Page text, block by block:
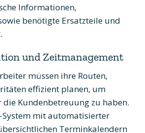
Informationen,
benötigte Ersatzteile und
und Zeitmanagement
müssen ihre Routen,
effizient planen, um
Kundenbetreuung zu haben.
System mit automatisierter
Terminkalendern